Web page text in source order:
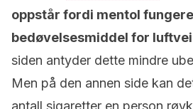
oppstår fordi mentol
bedøvelsesmiddel for
siden antyder dette mindre
Men på den annen side kan
antall sigaretter en person